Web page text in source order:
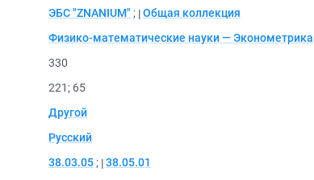
ЭБС "ZNANIUM" ; Общая коллекция
Физико-математические науки — Эконометрика
330
221 ; 65
Другой
Русский
38.03.05 ; 38.05.01